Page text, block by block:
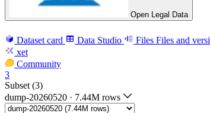
Open Legal Data
Dataset card Data Studio Files Files and
xet
Community
3
Subset (3)
dump-20260520 · 7.44M rows